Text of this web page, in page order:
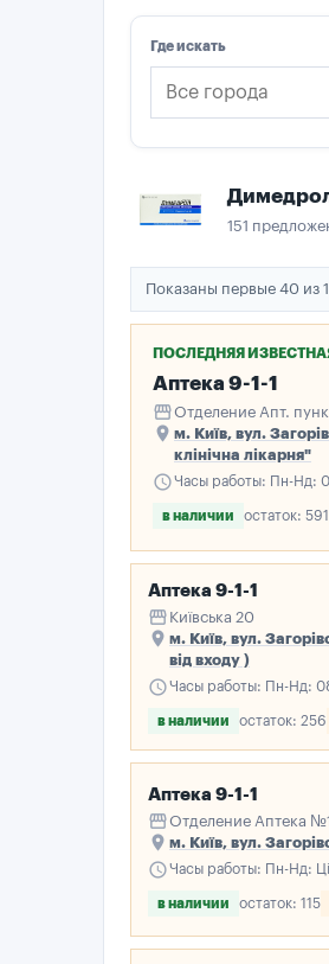
Где искать
151
Показаны первые 40 из
ПОСЛЕДНЯЯ
Аптека 9-1-1
storefrontОтделение Апт.
place м. Київ, вул.
клінічна лікарня"
scheduleЧасы работы: Пн-Нд:
в наличии остаток: 591
Аптека 9-1-1
storefront Київська 20
place м. Київ, вул.
від входу )
scheduleЧасы работы: Пн-Нд:
в наличии остаток: 256
Аптека 9-1-1
storefrontОтделение Аптека
place м. Київ, вул.
scheduleЧасы работы: Пн-Нд:
в наличии остаток: 115